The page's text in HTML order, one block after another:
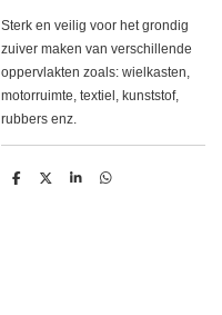
Sterk en veilig voor het grondig
zuiver maken van verschillende
oppervlakten zoals: wielkasten,
motorruimte, textiel, kunststof,
rubbers enz.
D
D
S
D